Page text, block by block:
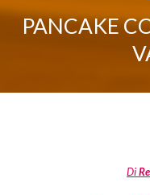
PANCAKE
Di